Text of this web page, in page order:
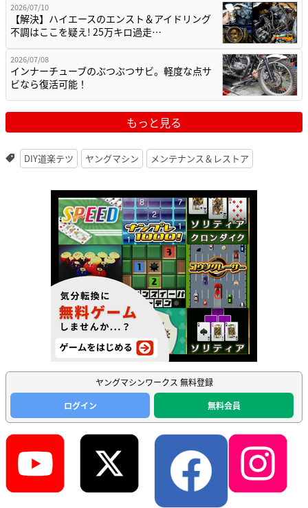
2026/07/10
【解決】ハイエースのエンスト＆アイドリング
不調はここを疑え! 25万キロ過走…
2026/07/08
インナーチューブのぶつぶつサビ。軽度な点サ
ビなら復活可能！
もっと見る
DIY道楽テツ ヤングマシン メンテナンス＆レストア
ヤングマシンワークス 無料登録
ログイン
無料会員